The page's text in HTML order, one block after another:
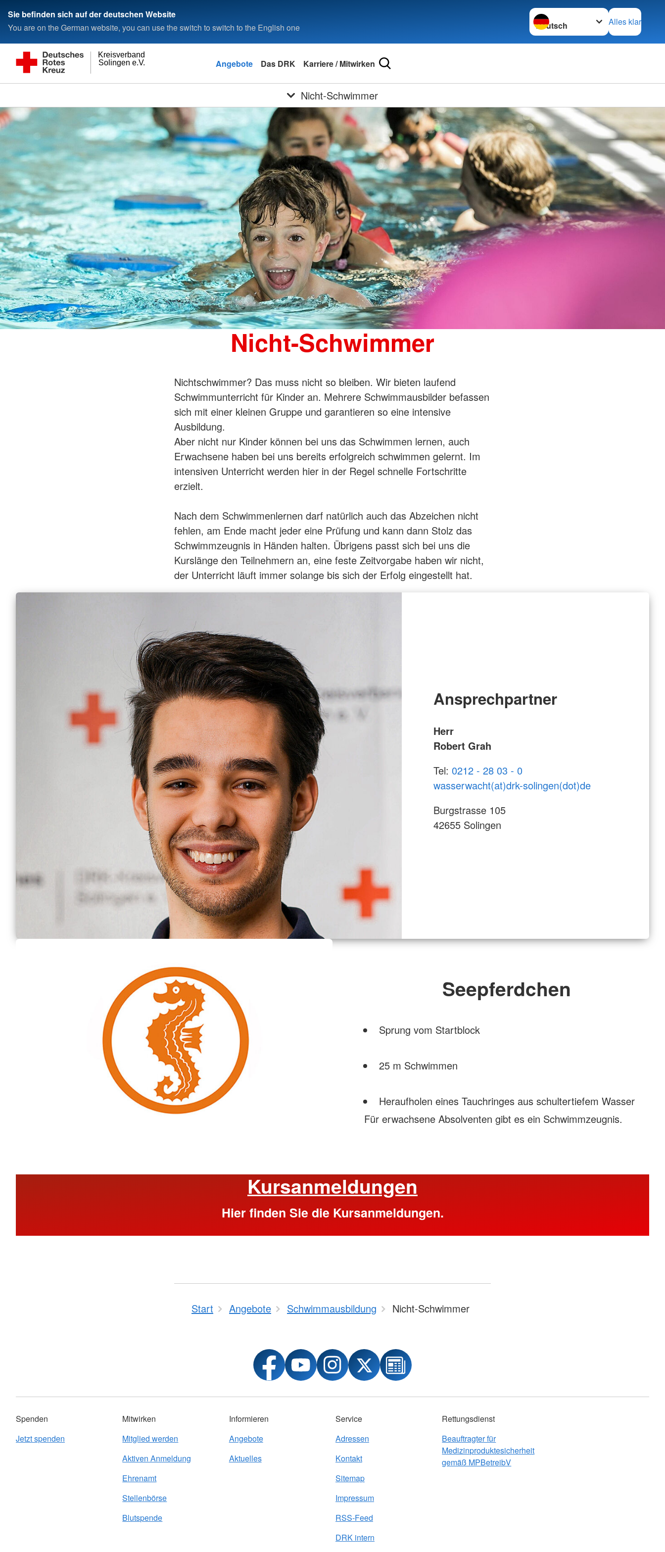
Sie befinden sich auf der deutschen Website
You are on the German website, you can use the switch to switch to the English one
Sprache wechseln zu
Alles klar
Solingen e.V.
Kreisverband
Angebote Das DRK Karriere / Mitwirken
Nicht-Schwimmer
Nicht-Schwimmer
Nichtschwimmer? Das muss nicht so bleiben. Wir bieten laufend
Schwimmunterricht für Kinder an. Mehrere Schwimmausbilder befassen
sich mit einer kleinen Gruppe und garantieren so eine intensive
Ausbildung.
Aber nicht nur Kinder können bei uns das Schwimmen lernen, auch
Erwachsene haben bei uns bereits erfolgreich schwimmen gelernt. Im
intensiven Unterricht werden hier in der Regel schnelle Fortschritte
erzielt.
Nach dem Schwimmenlernen darf natürlich auch das Abzeichen nicht
fehlen, am Ende macht jeder eine Prüfung und kann dann Stolz das
Schwimmzeugnis in Händen halten. Übrigens passt sich bei uns die
Kurslänge den Teilnehmern an, eine feste Zeitvorgabe haben wir nicht,
der Unterricht läuft immer solange bis sich der Erfolg eingestellt hat.
Ansprechpartner
Herr
Robert Grah
Tel: 0212 - 28 03 - 0
wasserwacht(at)drk-solingen(dot)de
Burgstrasse 105
42655 Solingen
Seepferdchen
Sprung vom Startblock
25 m Schwimmen
Heraufholen eines Tauchringes aus schultertiefem Wasser
Für erwachsene Absolventen gibt es ein Schwimmzeugnis.
Kursanmeldungen
Hier finden Sie die Kursanmeldungen.
Start Angebote Schwimmausbildung Nicht-Schwimmer
Spenden
Jetzt spenden
Mitwirken
Mitglied werden
Aktiven Anmeldung
Ehrenamt
Stellenbörse
Blutspende
Informieren
Angebote
Aktuelles
Service
Adressen
Kontakt
Sitemap
Impressum
RSS-Feed
DRK intern
Rettungsdienst
Beauftragter für
Medizinproduktesicherheit
gemäß MPBetreibV